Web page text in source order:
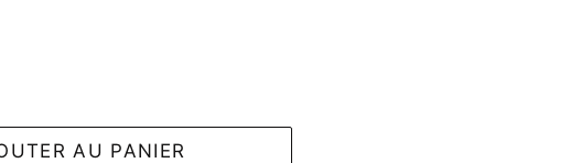
AU PANIER